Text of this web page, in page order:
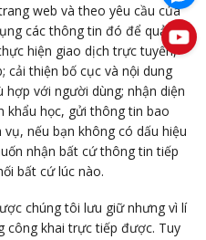
web và theo yêu cầu của
các thông tin đó để quản lý
hiện giao dịch trực tuyến,
cải thiện bố cục và nội dung
với người dùng; nhận diện
khẩu học, gửi thông tin bao
nếu bạn không có dấu hiệu
nhận bất cứ thông tin tiếp
bất cứ lúc nào.
chúng tôi lưu giữ nhưng vì lí
công khai trực tiếp được. Tuy